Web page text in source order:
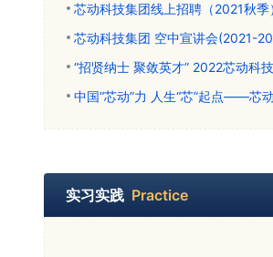
芯动科技集团线上招聘（2021秋季
芯动科技集团 空中宣讲会(2021-
“招贤纳士 聚敛英才” 2022芯动科
中国“芯动”力 人生“芯”起点——芯
实习实践 Practice